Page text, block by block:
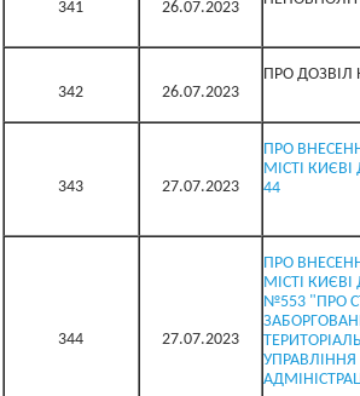
341 26.07.2023
342 26.07.2023
ПРО ДОЗВІЛ
343 27.07.2023
ПРО
МІСТІ
44
344 27.07.2023
ПРО
МІСТІ
№553 "ПРО
УПРАВЛІННЯ